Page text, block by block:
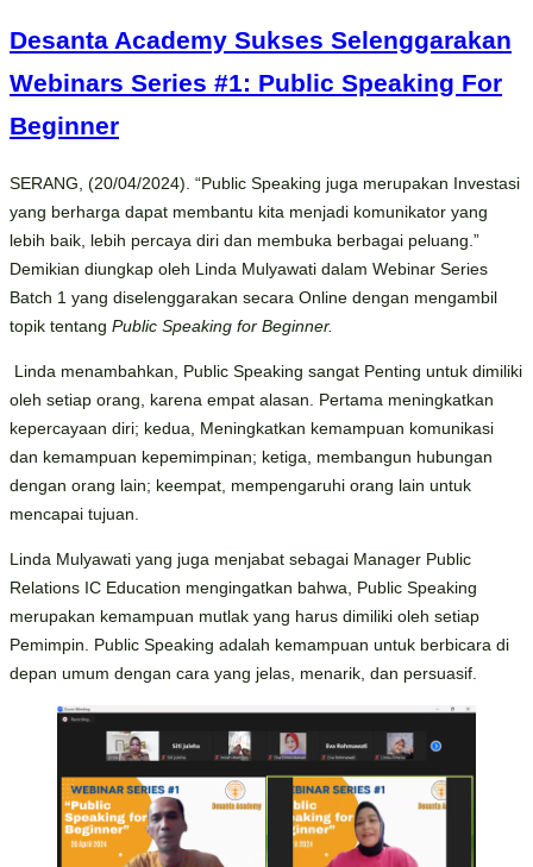
Desanta Academy Sukses Selenggarakan
Webinars Series #1: Public Speaking For
Beginner
SERANG, (20/04/2024). “Public Speaking juga merupakan Investasi
yang berharga dapat membantu kita menjadi komunikator yang
lebih baik, lebih percaya diri dan membuka berbagai peluang.”
Demikian diungkap oleh Linda Mulyawati dalam Webinar Series
Batch 1 yang diselenggarakan secara Online dengan mengambil
topik tentang Public Speaking for Beginner.
Linda menambahkan, Public Speaking sangat Penting untuk dimiliki
oleh setiap orang, karena empat alasan. Pertama meningkatkan
kepercayaan diri; kedua, Meningkatkan kemampuan komunikasi
dan kemampuan kepemimpinan; ketiga, membangun hubungan
dengan orang lain; keempat, mempengaruhi orang lain untuk
mencapai tujuan.
Linda Mulyawati yang juga menjabat sebagai Manager Public
Relations IC Education mengingatkan bahwa, Public Speaking
merupakan kemampuan mutlak yang harus dimiliki oleh setiap
Pemimpin. Public Speaking adalah kemampuan untuk berbicara di
depan umum dengan cara yang jelas, menarik, dan persuasif.